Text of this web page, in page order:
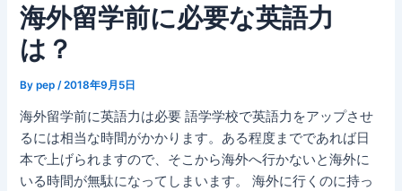
海外留学前に必要な英語力
は？
Bypep /2018年9月5日
海外留学前に英語力は必要 語学学校で英語力をアップさせ
るには相当な時間がかかります。ある程度までであれば日
本で上げられますので、そこから海外へ行かないと海外に
いる時間が無駄になってしまいます。 海外に行くのに持っ